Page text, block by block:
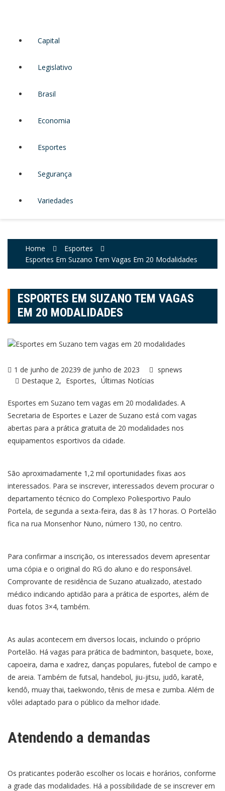
Capital
Legislativo
Brasil
Economia
Esportes
Segurança
Variedades
Home
Esportes
Esportes Em Suzano Tem Vagas Em 20 Modalidades
ESPORTES EM SUZANO TEM VAGAS
EM 20 MODALIDADES
1 de junho de 20239 de junho de 2023
spnews
Destaque 2
Esportes Últimas Notícias
Esportes em Suzano tem vagas em 20 modalidades. A
Secretaria de Esportes e Lazer de Suzano está com vagas
abertas para a prática gratuita de 20 modalidades nos
equipamentos esportivos da cidade.
São aproximadamente 1,2 mil oportunidades fixas aos
interessados. Para se inscrever, interessados devem procurar o
departamento técnico do Complexo Poliesportivo Paulo
Portela, de segunda a sexta-feira, das 8 às 17 horas. O Portelão
fica na rua Monsenhor Nuno, número 130, no centro.
Para confirmar a inscrição, os interessados devem apresentar
uma cópia e o original do RG do aluno e do responsável.
Comprovante de residência de Suzano atualizado, atestado
médico indicando aptidão para a prática de esportes, além de
duas fotos 3×4, também.
As aulas acontecem em diversos locais, incluindo o próprio
Portelão. Há vagas para prática de badminton, basquete, boxe,
capoeira, dama e xadrez, danças populares, futebol de campo e
de areia. Também de futsal, handebol, jiu-jitsu, judô, karatê,
kendô, muay thai, taekwondo, tênis de mesa e zumba. Além de
vôlei adaptado para o público da melhor idade.
Atendendo a demandas
Os praticantes poderão escolher os locais e horários, conforme
a grade das modalidades. Há a possibilidade de se inscrever em